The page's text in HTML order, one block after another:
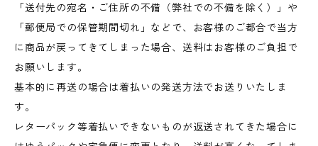
「送付先の宛名・ご住所の不備（弊社での不備を除く）」や
「郵便局での保管期間切れ」などで、お客様のご都合で当方
に商品が戻ってきてしまった場合、送料はお客様のご負担で
お願いします。
基本的に再送の場合は着払いの発送方法でお送りいたしま
す。
レターパック等着払いできないものが返送されてきた場合に